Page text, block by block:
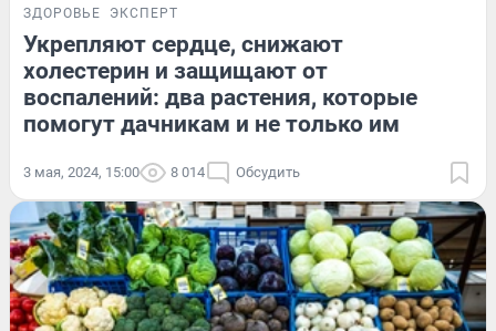
ЗДОРОВЬЕ ЭКСПЕРТ
Укрепляют сердце, снижают
холестерин и защищают от
воспалений: два растения, которые
помогут дачникам и не только им
3 мая, 2024, 15:00 8 014 Обсудить